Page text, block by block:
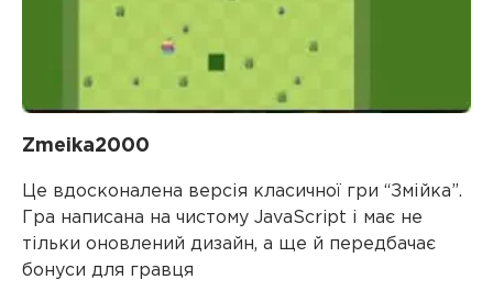
Zmeika2000
Це вдосконалена версія класичної гри “Змійка”.
Гра написана на чистому JavaScript і має не
тільки оновлений дизайн, а ще й передбачає
бонуси для гравця